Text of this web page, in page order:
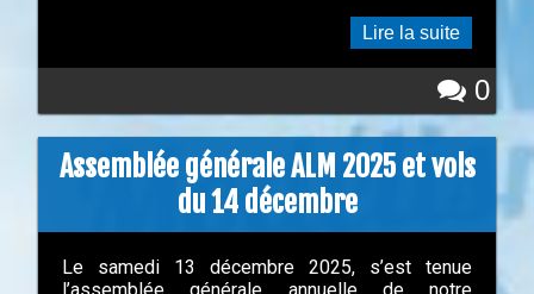
Lire la suite
0
Assemblée générale ALM 2025 et vols
du 14 décembre
Le samedi 13 décembre 2025, s’est tenue
l’assemblée générale annuelle de notre